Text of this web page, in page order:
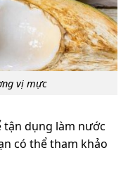
vị mực
tận dụng làm nước
có thể tham khảo